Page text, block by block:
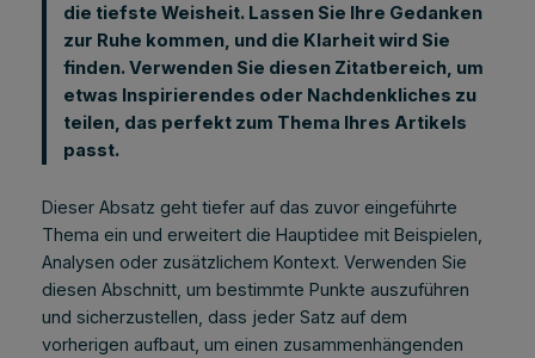
die tiefste Weisheit. Lassen Sie Ihre Gedanken
zur Ruhe kommen, und die Klarheit wird Sie
finden. Verwenden Sie diesen Zitatbereich, um
etwas Inspirierendes oder Nachdenkliches zu
teilen, das perfekt zum Thema Ihres Artikels
passt.
Dieser Absatz geht tiefer auf das zuvor eingeführte
Thema ein und erweitert die Hauptidee mit Beispielen,
Analysen oder zusätzlichem Kontext. Verwenden Sie
diesen Abschnitt, um bestimmte Punkte auszuführen
und sicherzustellen, dass jeder Satz auf dem
vorherigen aufbaut, um einen zusammenhängenden